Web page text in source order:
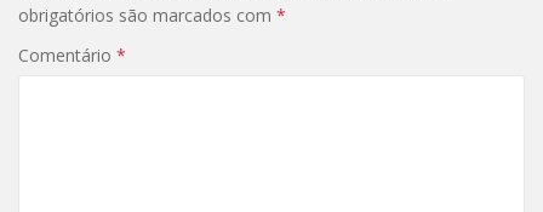
obrigatórios são marcados com *
Comentário *